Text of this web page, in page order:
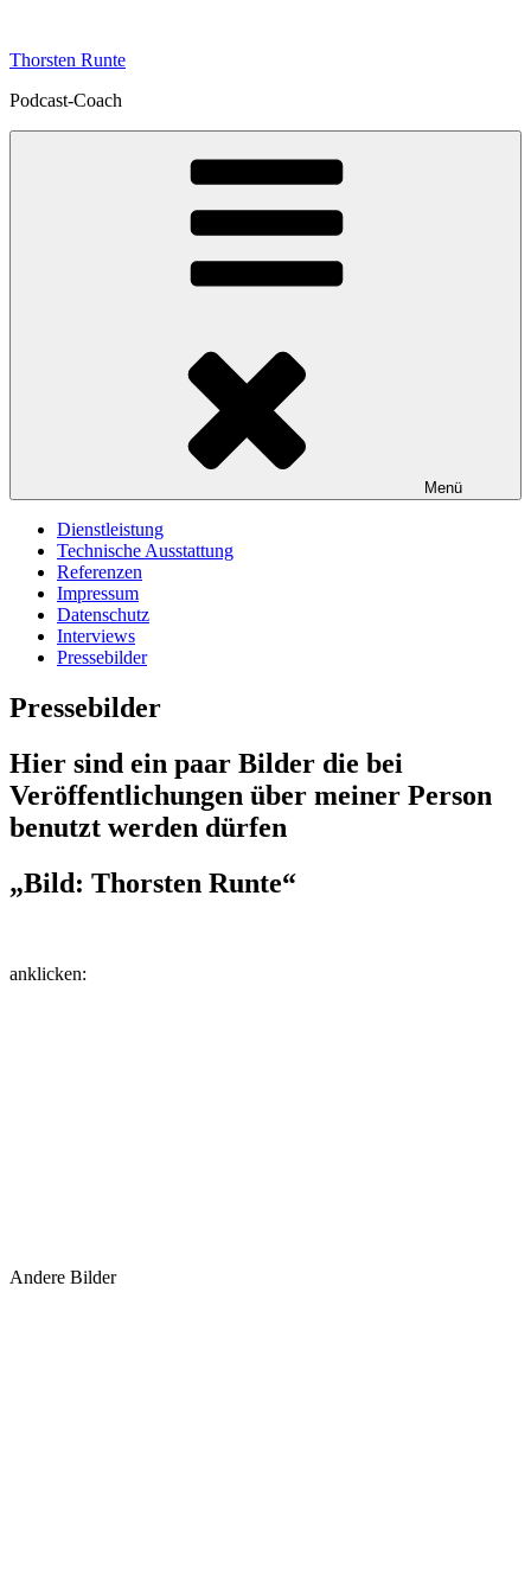
springen
Thorsten Runte
Podcast-Coach
Menü
Dienstleistung
Technische Ausstattung
Referenzen
Impressum
Datenschutz
Interviews
Pressebilder
Pressebilder
Hier sind ein paar Bilder die bei
Veröffentlichungen über meiner Person
benutzt werden dürfen
„Bild: Thorsten Runte“
anklicken:
Andere Bilder